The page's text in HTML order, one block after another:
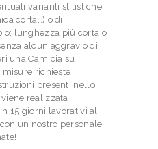
varianti stilistiche
corta…) o di
lunghezza più corta o
alcun aggravio di
una Camicia su
misure richieste
presenti nello
viene realizzata
15 giorni lavorativi al
un nostro personale